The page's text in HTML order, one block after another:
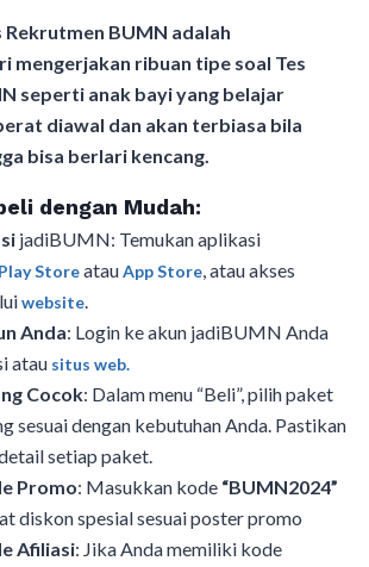
Rekrutmen BUMN adalah
mengerjakan ribuan tipe soal Tes
seperti anak bayi yang belajar
diawal dan akan terbiasa bila
bisa berlari kencang.
dengan Mudah:
jadiBUMN: Temukan aplikasi
Play StoreatauApp Store, atau akses
website.
Anda: Login ke akun jadiBUMN Anda
atau situs web.
Cocok: Dalam menu “Beli”, pilih paket
sesuai dengan kebutuhan Anda. Pastikan
setiap paket.
Promo: Masukkan kode “BUMN2024”
diskon spesial sesuai poster promo
Afiliasi: Jika Anda memiliki kode